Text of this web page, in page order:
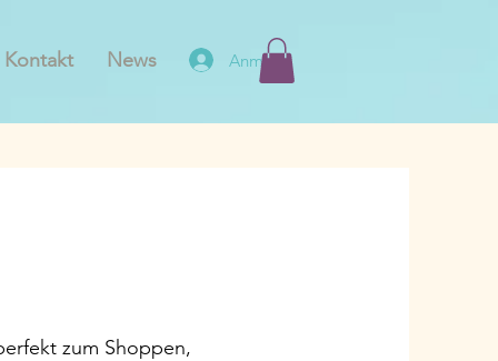
Kontakt News Anmelden
zum Shoppen,